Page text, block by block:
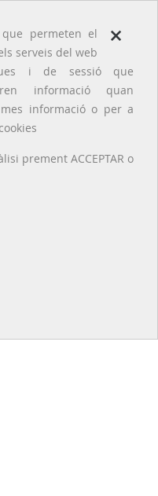
×
permeten el
serveis del web
i de sessió que
informació quan
informació o per a
prement ACCEPTAR o